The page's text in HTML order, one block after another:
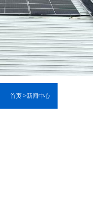
首页 >新闻中心